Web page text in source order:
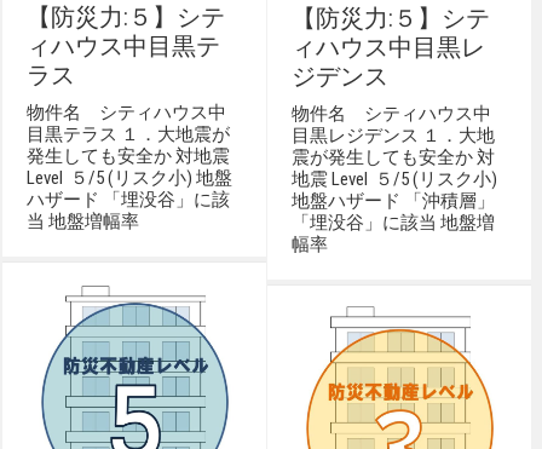
【防災力:５】シテ
ィハウス中目黒テ
ラス
物件名 シティハウス中
目黒テラス １．大地震が
発生しても安全か 対地震
Level ５/5 (リスク小) 地盤
ハザード 「埋没谷」に該
当 地盤増幅率
【防災力:５】シテ
ィハウス中目黒レ
ジデンス
物件名 シティハウス中
目黒レジデンス １．大地
震が発生しても安全か 対
地震 Level ５/5 (リスク小)
地盤ハザード 「沖積層」
「埋没谷」に該当 地盤増
幅率